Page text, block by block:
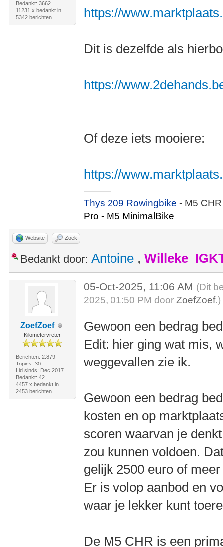
Bedankt: 3662
11231 x bedankt in
5342 berichten
https://
Dit is dezelfde als
https://
Of deze iets mooiere:
https://
Thys 209 Rowingbike- M5
Pro - M5 MinimalBike
Website Zoek
Bedankt door: Antoine ,
ZoefZoef
Kilometervreter
Berichten: 2.879
Topics: 30
Lid sinds: Dec 2017
Bedankt: 42
4457 x bedankt in
2453 berichten
05-Oct-2025, 11:06 AM (Dit
2025, 01:50 PM doorZoefZoef.)
Gewoon een bedrag
Edit: hier ging wat mis,
weggevallen zie ik.
Gewoon een bedrag
kosten en op
scoren waarvan je
zou kunnen voldoen.
gelijk 2500 euro of
Er is volop aanbod en
waar je lekker kunt
De M5 CHR is een